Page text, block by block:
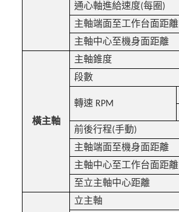
通心軸進給速度(每圈 )
主軸端面至工作台面距離
主軸中心至機身面距離
橫主軸
主軸錐度
段數
轉速 RPM
前後行程(手動)
主軸端面至機身面距離
主軸中心至工作台面距離
至立主軸中心距離
立主軸